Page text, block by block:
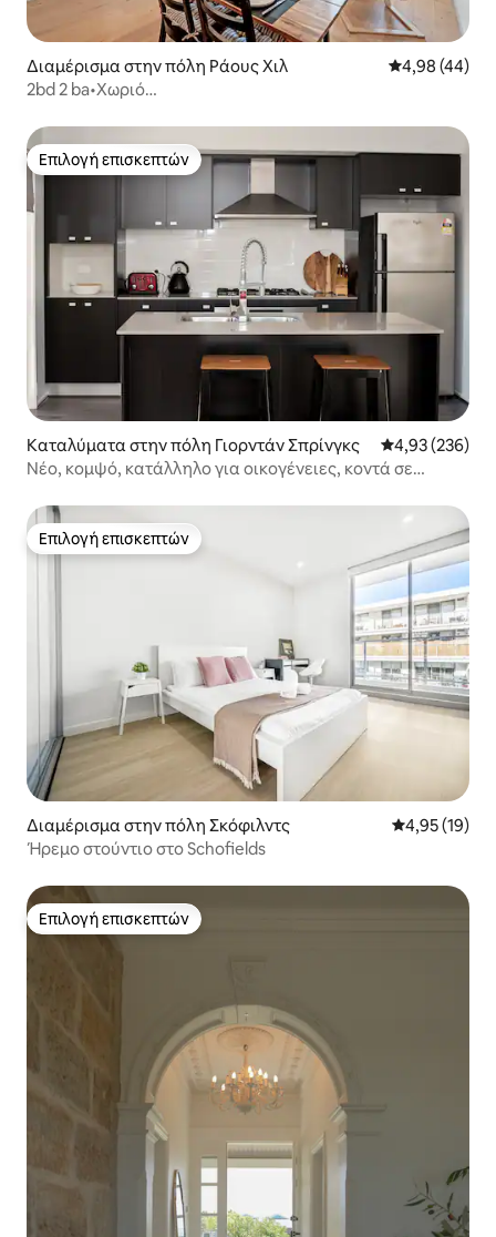
Διαμέρισμα στην πόλη Ράους Χιλ Μέση
4,98 (44)
2bd 2 ba•Χωριό
Επιλογή επισκεπτών
Επιλογή επισκεπτών
Καταλύματα στην πόλη Γιορντάν Σπρίνγκς Μέση
4,93 (236)
Νέο, κομψό, κατάλληλο για οικογένειες, κοντά σε
Επιλογή επισκεπτών
Επιλογή επισκεπτών
Διαμέρισμα στην πόλη Σκόφιλντς Μέση
4,95 (19)
Ήρεμο στούντιο στο Schofields
Επιλογή επισκεπτών
Επιλογή επισκεπτών